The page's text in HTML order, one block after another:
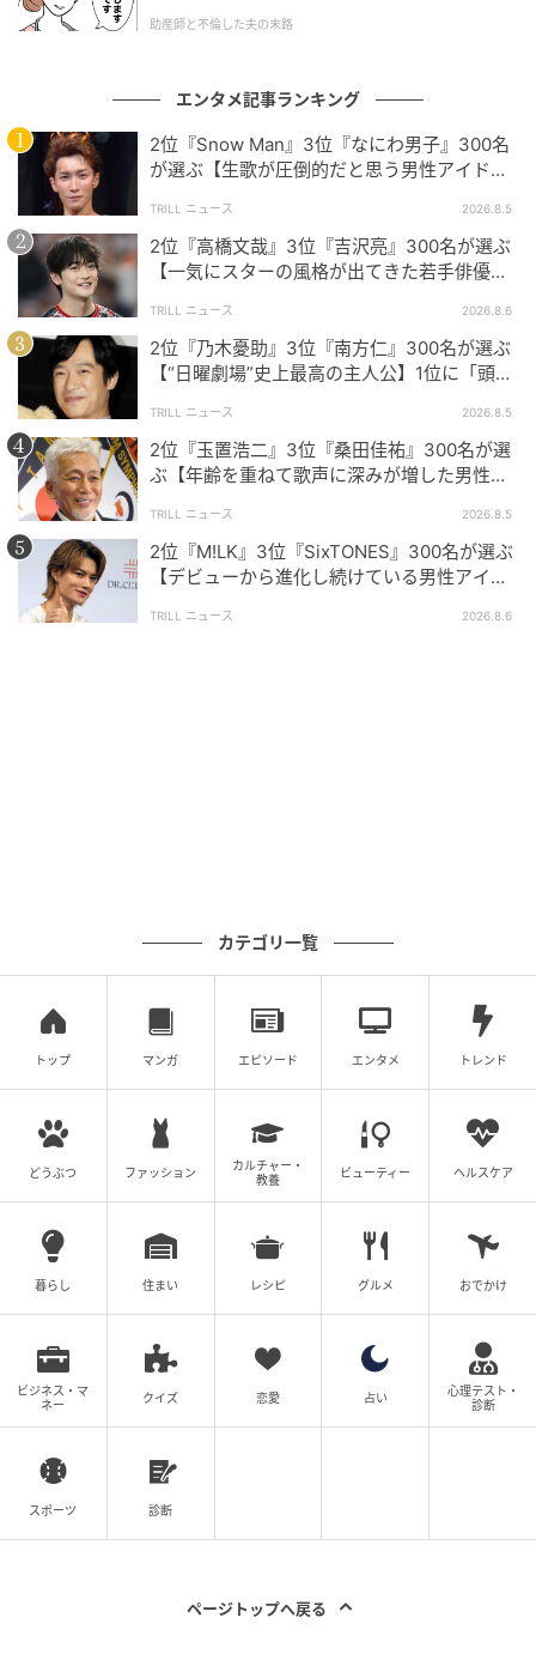
堂々の1位は佐藤健さん！ツンデレなキャラクターや圧
容姿は勿論、内面の優しさをも感じる俳優さんなので、はまっ
てしまいそう。（57歳/女性）
存在がカッコ良すぎる。持っていないものがなさすぎるのと、
恋愛ドラマでの役で惚れてしまうことが多いため、忘れられな
いと思います。（28歳/女性）
溺れてしまう自分が想像できる。色気に飲み込まれてしまうと
思うから。（37歳/女性）
忘れたくても忘れられない“沼俳優”たちの魅力
の意見を集計した結果に基づき制作しています。社会
全体の意見を代表、あるいは断定するものではないこ
とを、あらかじめご了承ください。
※記事内の情報は執筆時点の内容です。
※コメントは原文ママ
※本記事は自社で募集したアンケートの回答結果をも
とにAIが本文を作成しておりますが、社内確認の後公
調査方法：インターネットサービスによる任意回答
（自由回答式）
調査実施日：2026年5月14日
調査対象：全国10代〜60代
有効回答数：300名
次の記事
#1 「ママ、生きてるよね？」寝ていると思
って部屋を開けたら
助産師と不倫した夫の末路
エンタメ記事ランキング
2位『Snow Man』3位『なにわ男子』300名
が選ぶ【生歌が圧倒的だと思う男性アイドル
TRILL ニュース 2026.8.5
2位『高橋文哉』3位『吉沢亮』300名が選ぶ
【一気にスターの風格が出てきた若手俳優】1
TRILL ニュース 2026.8.6
2位『乃木憂助』3位『南方仁』300名が選ぶ
【“日曜劇場”史上最高の主人公】1位に「頭
TRILL ニュース 2026.8.5
2位『玉置浩二』3位『桑田佳祐』300名が選
ぶ【年齢を重ねて歌声に深みが増した男性ア
TRILL ニュース 2026.8.5
2位『M!LK』3位『SixTONES』300名が選ぶ
【デビューから進化し続けている男性アイド
TRILL ニュース 2026.8.6
カテゴリ一覧
トップ マンガ エピソード エンタメ トレンド
どうぶつ ファッション
カルチャー・
教養
ビューティー ヘルスケア
暮らし 住まい レシピ グルメ おでかけ
ビジネス・マ
ネー
クイズ 恋愛 占い
心理テスト・
診断
スポーツ 診断
ページトップへ戻る